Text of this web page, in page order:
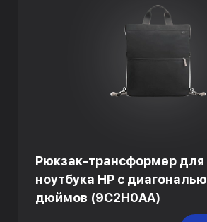
Рюкзак-трансформер для
ноутбука HP с
дюймов (9C2H0AA)